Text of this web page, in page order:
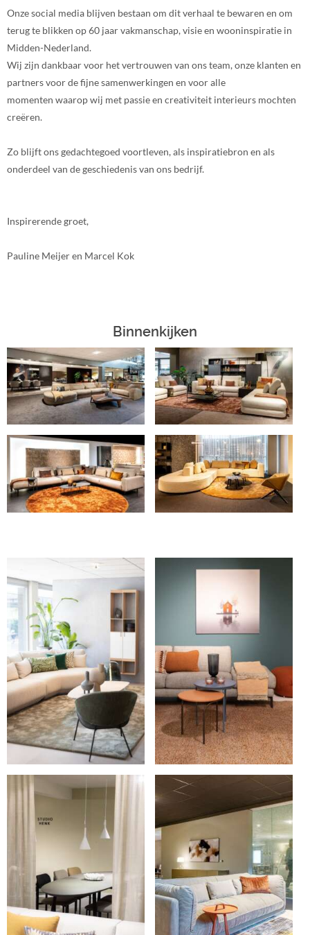
Onze social media blijven bestaan om dit verhaal te bewaren en om
terug te blikken op 60 jaar vakmanschap, visie en wooninspiratie in
Midden-Nederland.
Wij zijn dankbaar voor het vertrouwen van ons team, onze klanten en
partners voor de fijne samenwerkingen en voor alle
momenten waarop wij met passie en creativiteit interieurs mochten
creëren.
Zo blijft ons gedachtegoed voortleven, als inspiratiebron en als
onderdeel van de geschiedenis van ons bedrijf.
Inspirerende groet,
Pauline Meijer en Marcel Kok
Binnenkijken